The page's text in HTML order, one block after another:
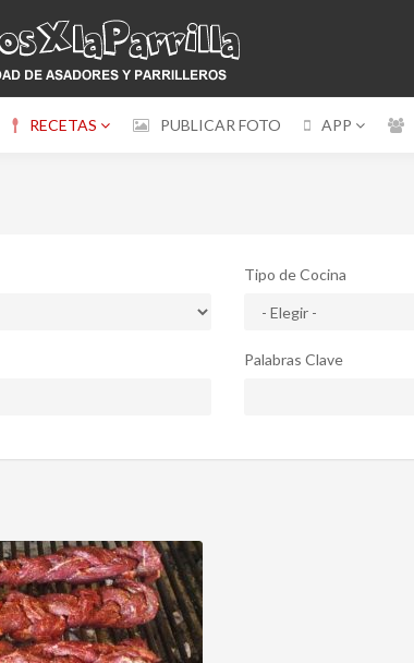
RECETAS PUBLICAR FOTO APP
Tipo de Cocina
Palabras Clave